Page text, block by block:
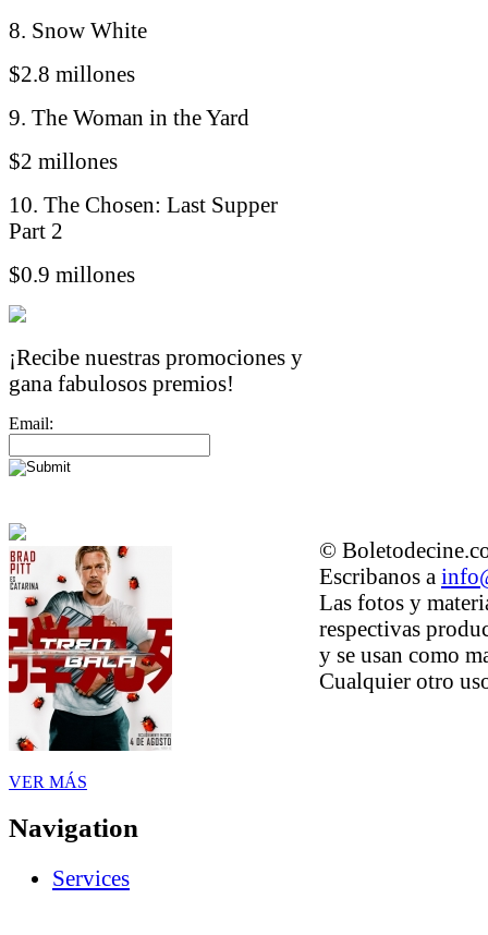
8. Snow White
$2.8 millones
9. The Woman in the Yard
$2 millones
10. The Chosen: Last Supper
Part 2
$0.9 millones
¡Recibe nuestras promociones y
gana fabulosos premios!
Email:
VER MÁS
Navigation
Services
©
Escribanos a
Las fotos y
respectivas
y se usan como
Cualquier otro